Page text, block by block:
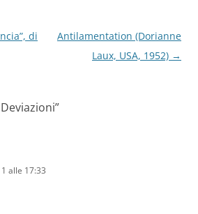
di
Antilamentation (Dorianne
Laux, USA, 1952) →
”
alle 17:33